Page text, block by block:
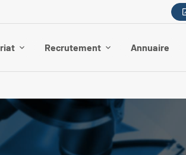
Recrutement Annuaire